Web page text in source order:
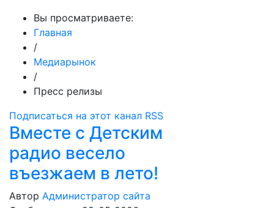
Вы просматриваете:
Главная
/
Медиарынок
/
Пресс релизы
Подписаться на этот канал RSS
Вместе с Детским
радио весело
въезжаем в лето!
Автор Администратор сайта